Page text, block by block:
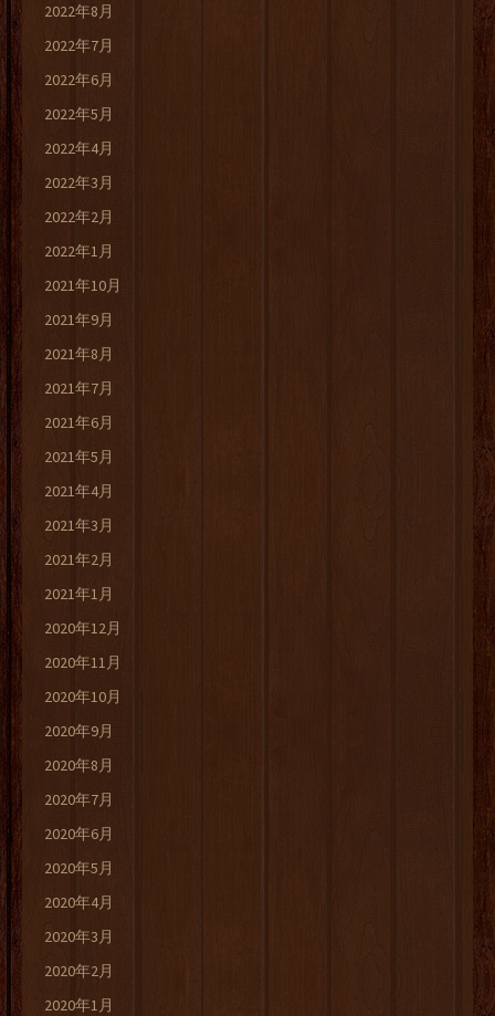
2022年8月
2022年7月
2022年6月
2022年5月
2022年4月
2022年3月
2022年2月
2022年1月
2021年10月
2021年9月
2021年8月
2021年7月
2021年6月
2021年5月
2021年4月
2021年3月
2021年2月
2021年1月
2020年12月
2020年11月
2020年10月
2020年9月
2020年8月
2020年7月
2020年6月
2020年5月
2020年4月
2020年3月
2020年2月
2020年1月